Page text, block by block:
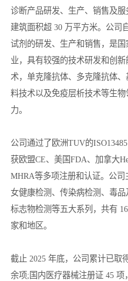
诊断产品研发、生产、销售及
建筑面积超 30 万平方米。公司
试剂的研发、生产和销售，是
业，具有较强的技术研发和创
术，单克隆抗体、多克隆抗体
料技术以及免疫层析技术等生
力。
公司通过了欧洲TUV的
获欧盟CE、美国FDA、加拿大
MHRA等多项注册和认证。公
女健康检测、传染病检测、毒
标志物检测等五大系列，共有
家和地区。
截止 2025 年底，公司累计已取
余项;国内医疗器械注册证 45